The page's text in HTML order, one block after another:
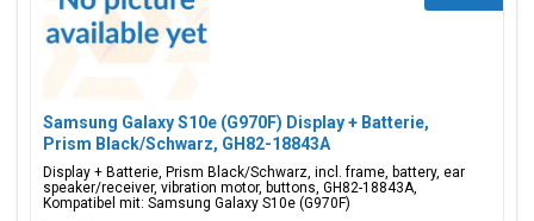
Samsung Galaxy S10e (G970F) Display + Batterie,
Prism Black/Schwarz, GH82-18843A
Display + Batterie, Prism Black/Schwarz, incl. frame, battery, ear
speaker/receiver, vibration motor, buttons, GH82-18843A,
Kompatibel mit: Samsung Galaxy S10e (G970F)